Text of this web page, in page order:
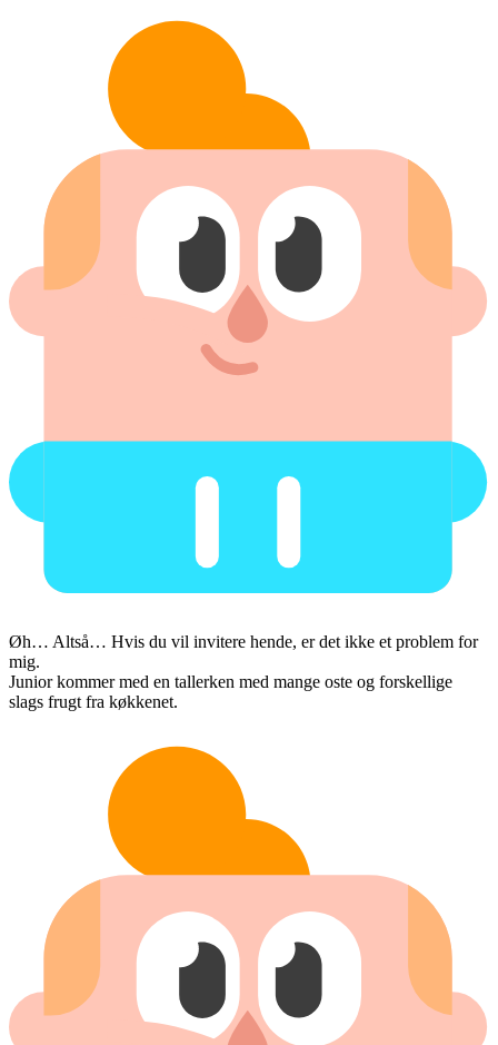
Øh… Altså… Hvis du vil invitere hende, er det ikke et problem for
mig.
Junior kommer med en tallerken med mange oste og forskellige
slags frugt fra køkkenet.